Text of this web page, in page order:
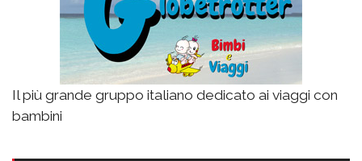
Il più grande gruppo italiano dedicato ai viaggi con
bambini